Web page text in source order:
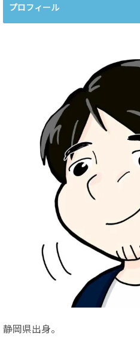
プロフィール
静岡県出身。